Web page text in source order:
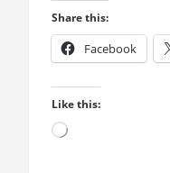
Share this:
Facebook
Like this:
Loading…